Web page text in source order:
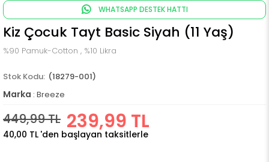
WHATSAPP DESTEK HATTI
Kiz Çocuk Tayt Basic Siyah (11 Yaş)
%90 Pamuk-Cotton , %10 Likra
(18279-001)
Marka : Breeze
449,99 TL 239,99 TL
40,00 TL 'den başlayan taksitlerle